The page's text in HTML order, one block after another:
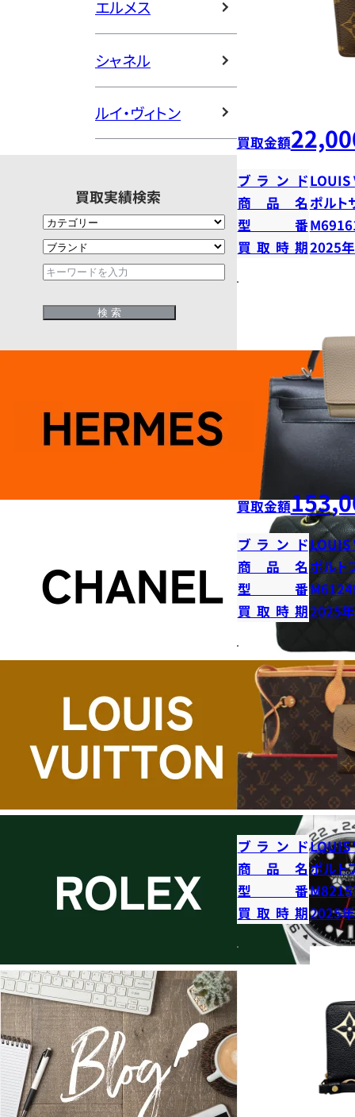
エルメス
シャネル
ルイ・ヴィトン
買取実績検索
買取金額
ブランドLOUIS
商品名ポルト
型番
買取時期2025
買取金額
ブランドLOUIS
商品名ポルト
型番
買取時期2025
ブランドLOUIS
商品名ポルト
型番
買取時期2025